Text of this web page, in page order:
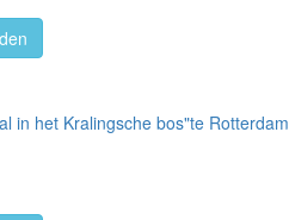
in het Kralingsche bos"te Rotterdam